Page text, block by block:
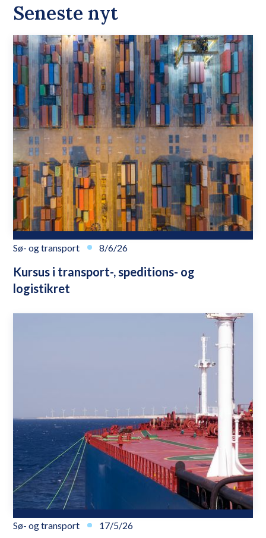
Seneste nyt
Sø- og transport 8/6/26
Kursus i transport-, speditions- og
logistikret
Sø- og transport 17/5/26